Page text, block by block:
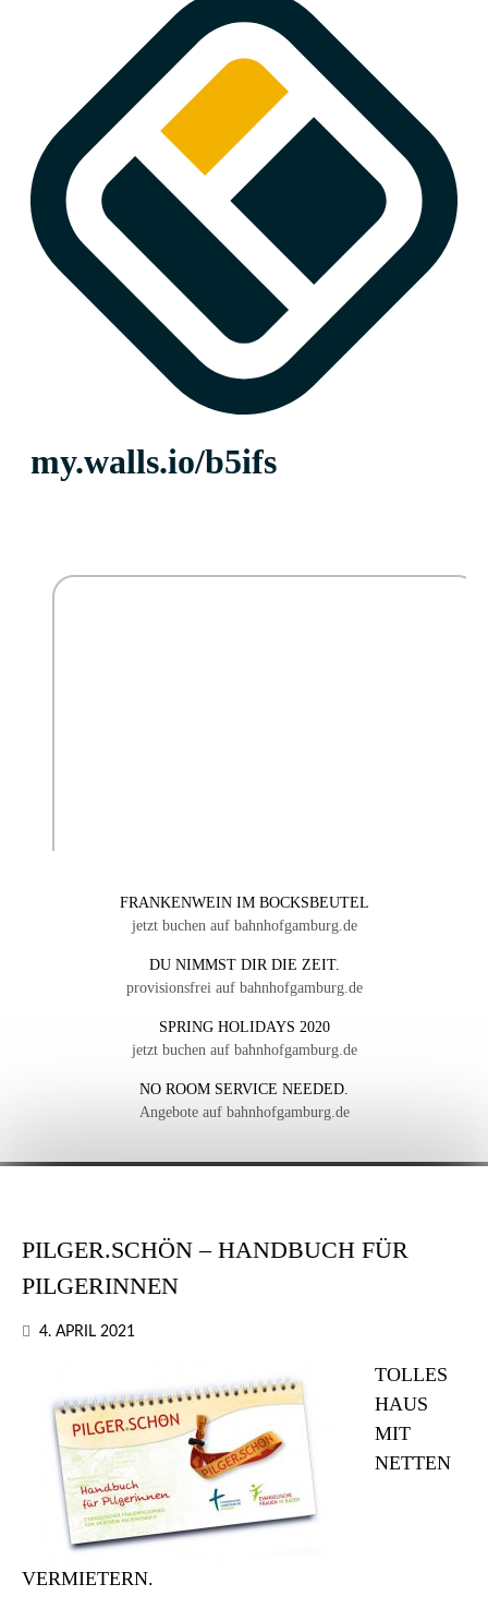
FRANKENWEIN IM BOCKSBEUTEL
jetzt buchen auf bahnhofgamburg.de
DU NIMMST DIR DIE ZEIT.
provisionsfrei auf bahnhofgamburg.de
SPRING HOLIDAYS 2020
jetzt buchen auf bahnhofgamburg.de
NO ROOM SERVICE NEEDED.
Angebote auf bahnhofgamburg.de
PILGER.SCHÖN – HANDBUCH FÜR
PILGERINNEN
4. APRIL 2021
TOLLES
HAUS
MIT
NETTEN
VERMIETERN.